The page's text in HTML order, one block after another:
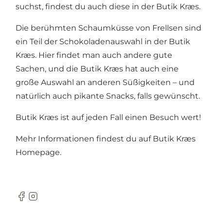
suchst, findest du auch diese in der Butik Kræs.
Die berühmten Schaumküsse von Frellsen sind
ein Teil der Schokoladenauswahl in der Butik
Kræs. Hier findet man auch andere gute
Sachen, und die Butik Kræs hat auch eine
große Auswahl an anderen Süßigkeiten – und
natürlich auch pikante Snacks, falls gewünscht.
Butik Kræs ist auf jeden Fall einen Besuch wert!
Mehr Informationen findest du auf Butik Kræs
Homepage.
Facebook
Instagram